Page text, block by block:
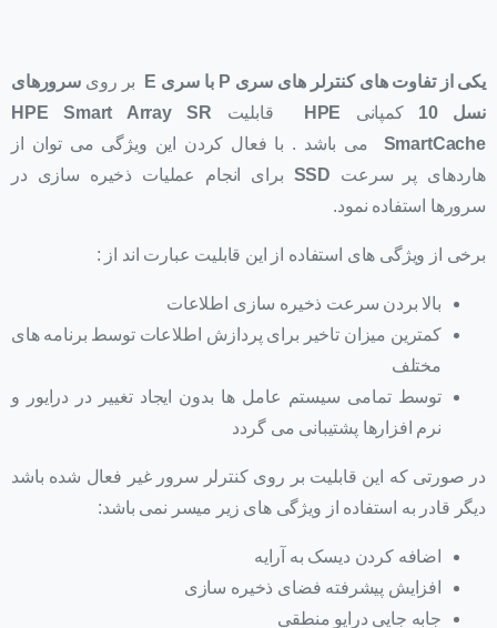
یکی از تفاوت های کنترلر های سری P با سری E بر رویسرورهای
نسل 10
کمپانی HPE قابلیت HPE Smart Array SR
SmartCache می باشد . با فعال کردن این ویژگی می توان از
هاردهای پر سرعت SSD برای انجام عملیات ذخیره سازی در
سرورها استفاده نمود.
برخی از ویژگی های استفاده از این قابلیت عبارت اند از :
بالا بردن سرعت ذخیره سازی اطلاعات
کمترین میزان تاخیر برای پردازش اطلاعات توسط برنامه های
مختلف
توسط تمامی سیستم عامل ها بدون ایجاد تغییر در درایور و
نرم افزارها پشتیبانی می گردد
در صورتی که این قابلیت بر روی کنترلر سرور غیر فعال شده باشد
دیگر قادر به استفاده از ویژگی های زیر میسر نمی باشد:
اضافه کردن دیسک به آرایه
افزایش پیشرفته فضای ذخیره سازی
جابه جایی درایو منطقی